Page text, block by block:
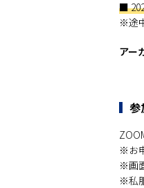
■
※途
アー
参
※お
※画
※私